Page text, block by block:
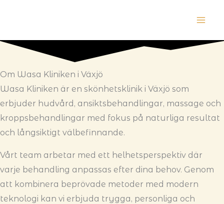
Om Wasa Kliniken i Växjö
Wasa Kliniken är en skönhetsklinik i Växjö som
erbjuder hudvård, ansiktsbehandlingar, massage och
kroppsbehandlingar med fokus på naturliga resultat
och långsiktigt välbefinnande.
Vårt team arbetar med ett helhetsperspektiv där
varje behandling anpassas efter dina behov. Genom
att kombinera beprövade metoder med modern
teknologi kan vi erbjuda trygga, personliga och